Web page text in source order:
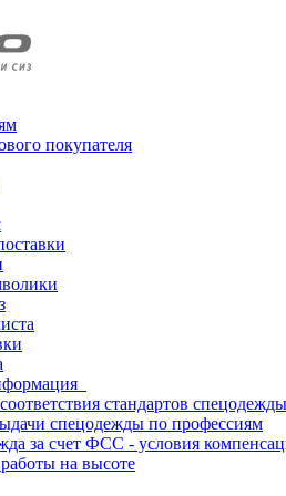
покупателя
стандартов спецодежды
спецодежды по профессиям
за счет ФСС - условия
на высоте